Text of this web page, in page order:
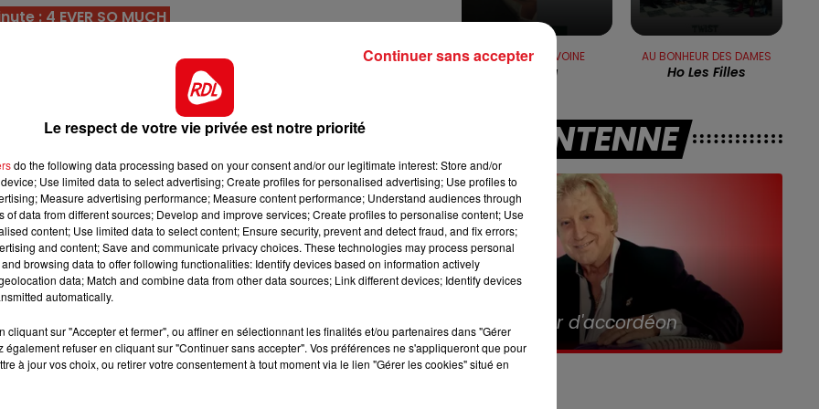
8h00 - 10h00
RDL WEEK-END
: 4 EVER SO MUCH
sur plus court à Vincennes. Le rallongement de la
tête et corde, le doublé est envisageable.
optimale, il débutera sur ce parcours avec des
résultats scandinaves.
il a bien terminé en prenant une 5éme place dans un
il est capable d'être la révélation.
à ST-Malo comporte des excuses. Le profil ici des
et une réhabilitation est attendue.
de finir 3 éme fin avril sur cette piste. Avec le bon
de participer à l'arrivée.
similaire le mois dernier, elle est malheureusement
Son retour sera à surveiller.
court, il sera ce coup-ci confronter à une longue
garder un accessit en fin de combinaison.
DANIEL BALAVOINE
L'aziza
AU BONHEUR DES DAMES
Ho Les Filles
A L'ANTENNE
RDL WEEK-END Sur un Air d'accordéon
Le respect de votre vie privée est notre priorité
do the following data processing based on your consent and/or our legitimate interest: Store and/or
Use limited data to select advertising; Create profiles for personalised advertising; Use profiles to
Measure advertising performance; Measure content performance; Understand audiences through
of data from different sources; Develop and improve services; Create profiles to personalise content; Use
content; Use limited data to select content; Ensure security, prevent and detect fraud, and fix errors;
and content; Save and communicate privacy choices. These technologies may process personal
browsing data to offer following functionalities: Identify devices based on information actively
data; Match and combine data from other data sources; Link different devices; Identify devices
automatically.
cliquant sur "Accepter et fermer", ou affiner en sélectionnant les finalités et/ou partenaires dans "Gérer
également refuser en cliquant sur "Continuer sans accepter". Vos préférences ne s'appliqueront que pour
à jour vos choix, ou retirer votre consentement à tout moment via le lien "Gérer les cookies" situé en
Continuer sans accepter